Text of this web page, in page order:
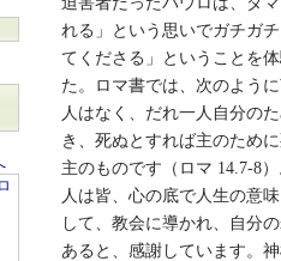
れる」という思いでガチガ
てくださる」ということを
た。ロマ書では、次のよう
人はなく、だれ一人自分の
き、死ぬとすれば主のため
主のものです（ロマ 14.7-8）
人は皆、心の底で人生の意
して、教会に導かれ、自分
あると、感謝しています。